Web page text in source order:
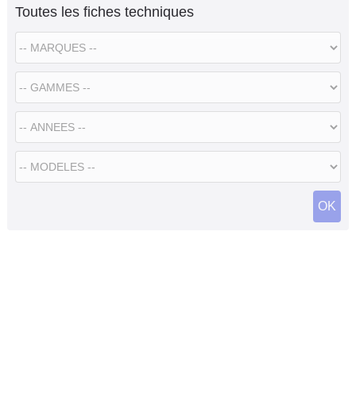
Toutes les fiches techniques